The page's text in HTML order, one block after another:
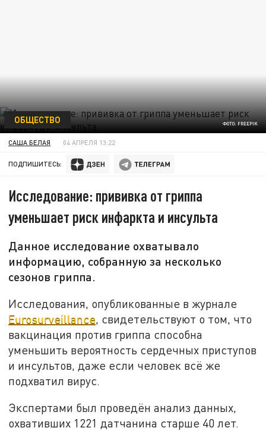
ФОТО: FREEPIK
ОБЩЕСТВО
САША БЕЛАЯ 04 АПРЕЛЯ 13:22
ПОДПИШИТЕСЬ:
Исследование: прививка от гриппа
уменьшает риск инфаркта и инсульта
Данное исследование охватывало
информацию, собранную за несколько
сезонов гриппа.
Исследования, опубликованные в журнале
Eurosurveillance, свидетельствуют о том, что
вакцинация против гриппа способна
уменьшить вероятность сердечных приступов
и инсультов, даже если человек всё же
подхватил вирус.
Экспертами был проведён анализ данных,
охвативших 1221 датчанина старше 40 лет.